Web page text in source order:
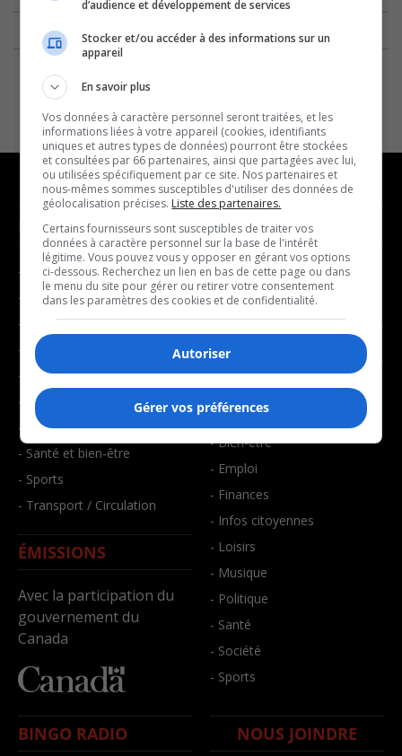
NOUVELLES
- Affaires municipales
- Communauté / Social
- Culture
- Économie
- Éducation
- Environnement
- Faits divers
- Santé et bien-être
- Sports
- Transport / Circulation
ÉMISSIONS
Avec la participation du
gouvernement du
Canada
MUSIQUE
- Décompte franco
- Joué récemment
BALADOS
- Affaires
- Art de vivre
- Bien-être
- Emploi
- Finances
- Infos citoyennes
- Loisirs
- Musique
- Politique
- Santé
- Société
- Sports
BINGO RADIO NOUS JOINDRE
d’audience et développement de services
Stocker et/ou accéder à des informations sur un
appareil
En savoir plus
Vos données à caractère personnel seront traitées, et les
informations liées à votre appareil (cookies, identifiants
uniques et autres types de données) pourront être stockées
et consultées par 66 partenaires, ainsi que partagées avec lui,
ou utilisées spécifiquement par ce site. Nos partenaires et
nous-mêmes sommes susceptibles d'utiliser des données de
géolocalisation précises. Liste des partenaires.
Certains fournisseurs sont susceptibles de traiter vos
données à caractère personnel sur la base de l'intérêt
légitime. Vous pouvez vous y opposer en gérant vos options
ci-dessous. Recherchez un lien en bas de cette page ou dans
le menu du site pour gérer ou retirer votre consentement
dans les paramètres des cookies et de confidentialité.
Autoriser
Gérer vos préférences